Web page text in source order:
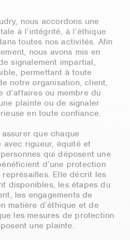
nous accordons une
à l’intégrité, à l’éthique
toutes nos activités. Afin
nous avons mis en
signalement impartial,
permettant à toute
notre organisation, client,
d’affaires ou membre du
plainte ou de signaler
en toute confiance.
que chaque
avec rigueur, équité et
qui déposent une
d’une protection
Elle décrit les
disponibles, les étapes du
les engagements de
matière d’éthique et de
les mesures de protection
une plainte.